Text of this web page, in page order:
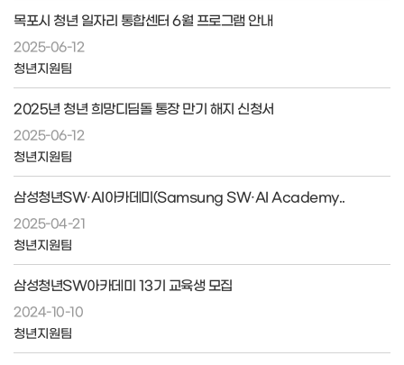
목포시 청년 일자리 통합센터 6월 프로그램 안내
2025-06-12
청년지원팀
2025년 청년 희망디딤돌 통장 만기 해지 신청서
2025-06-12
청년지원팀
삼성청년SW·AI아카데미(Samsung SW·AI Academy..
2025-04-21
청년지원팀
삼성청년SW아카데미 13기 교육생 모집
2024-10-10
청년지원팀